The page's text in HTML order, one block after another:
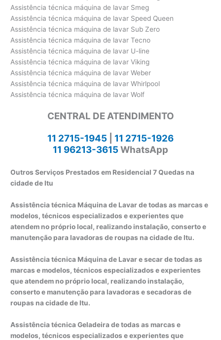
Assistência técnica máquina de lavar Smeg
Assistência técnica máquina de lavar Speed Queen
Assistência técnica máquina de lavar Sub Zero
Assistência técnica máquina de lavar Tecno
Assistência técnica máquina de lavar U-line
Assistência técnica máquina de lavar Viking
Assistência técnica máquina de lavar Weber
Assistência técnica máquina de lavar Whirlpool
Assistência técnica máquina de lavar Wolf
CENTRAL DE ATENDIMENTO
11 2715-1945
11 2715-1926
11 96213-3615 WhatsApp
Outros Serviços Prestados em Residencial 7 Quedas na
cidade de Itu
Assistência técnica Máquina de Lavar de todas as marcas e
modelos, técnicos especializados e experientes que
atendem no próprio local, realizando instalação, conserto e
manutenção para lavadoras de roupas na cidade de Itu.
Assistência técnica Máquina de Lavar e secar de todas as
marcas e modelos, técnicos especializados e experientes
que atendem no próprio local, realizando instalação,
conserto e manutenção para lavadoras e secadoras de
roupas na cidade de Itu.
Assistência técnica Geladeira de todas as marcas e
modelos, técnicos especializados e experientes que